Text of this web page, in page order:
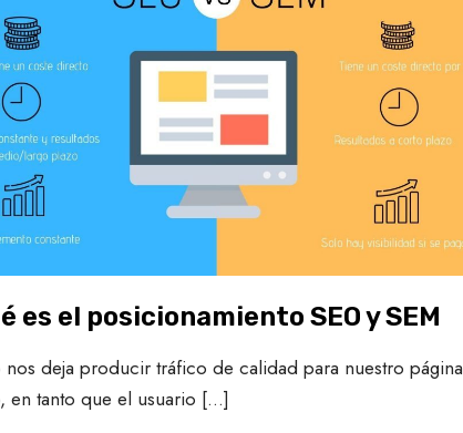
es el posicionamiento SEO y SEM
nos deja producir tráfico de calidad para nuestro página
en tanto que el usuario […]